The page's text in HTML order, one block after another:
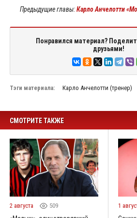
Предыдущие главы:Карло Анчелотти
Понравился материал?
друзьями!
Тэги материала: Карло Анчелотти (тренер)
СМОТРИТЕ ТАКЖЕ
2 августа 509 1